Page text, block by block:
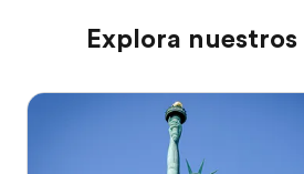
Explora